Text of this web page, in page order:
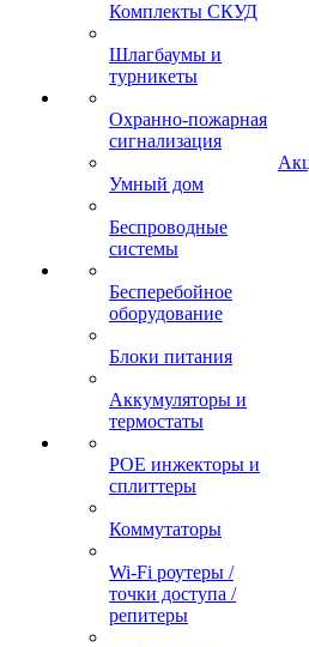
Комплекты СКУД
Шлагбаумы и
турникеты
Охранно-пожарная
сигнализация
Умный дом
Беспроводные
системы
Бесперебойное
оборудование
Блоки питания
Аккумуляторы и
термостаты
POE инжекторы и
сплиттеры
Коммутаторы
Wi-Fi роутеры /
точки доступа /
репитеры